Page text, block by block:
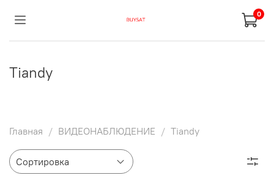
0
Tiandy
Главная ВИДЕОНАБЛЮДЕНИЕ Tiandy